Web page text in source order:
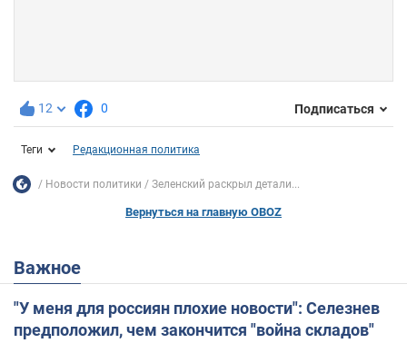
12 0 Подписаться
Теги Редакционная политика
Новости политики Зеленский раскрыл детали...
Вернуться на главную OBOZ
Важное
"У меня для россиян плохие новости": Селезнев
предположил, чем закончится "война складов"